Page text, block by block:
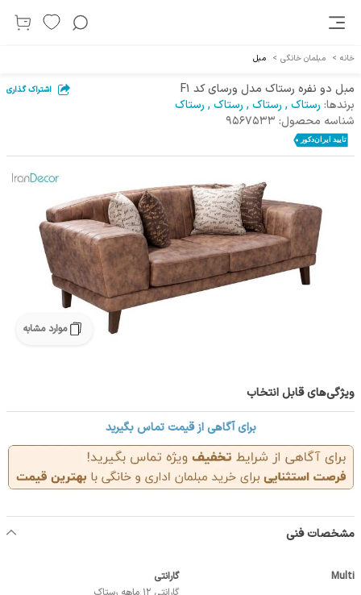
خانه > مبلمان خانگی > مبل
مبل دو نفره رستاک مدل ورسای کد F1 اشتراک گذاری
برندها: رستاک, رستاک, رستاک, رستاک
شناسه محصول: 9567533
موارد مشابه
ویژگی‌های قابل انتخاب
برای آگاهی از قیمت تماس بگیرید
مشخصات فنی
Multi
گارانتی